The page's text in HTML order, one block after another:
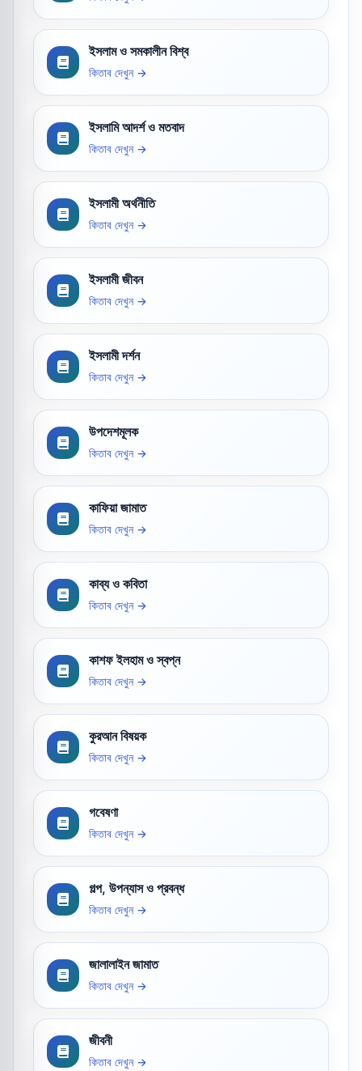
ইসলাম ও সমকালীন বিশ্ব
কিতাব দেখুন →
ইসলামি আদর্শ ও মতবাদ
কিতাব দেখুন →
ইসলামী অর্থনীতি
কিতাব দেখুন →
ইসলামী জীবন
কিতাব দেখুন →
ইসলামী দর্শন
কিতাব দেখুন →
উপদেশমূলক
কিতাব দেখুন →
কাফিয়া জামাত
কিতাব দেখুন →
কাব্য ও কবিতা
কিতাব দেখুন →
কাশফ ইলহাম ও স্বপ্ন
কিতাব দেখুন →
কুরআন বিষয়ক
কিতাব দেখুন →
গবেষণা
কিতাব দেখুন →
গল্প, উপন্যাস ও প্রবন্ধ
কিতাব দেখুন →
জালালাইন জামাত
কিতাব দেখুন →
জীবনী
কিতাব দেখুন →